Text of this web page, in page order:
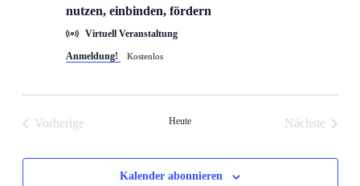
nutzen, einbinden, fördern
Virtuell Veranstaltung
Anmeldung!
Kostenlos
Vorherige
Heute
Nächste
Kalender abonnieren